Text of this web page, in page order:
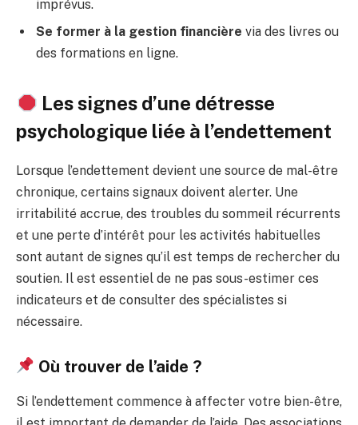
imprévus.
Se former à la gestion financière via des livres ou
des formations en ligne.
Les signes d’une détresse
psychologique liée à l’endettement
Lorsque l’endettement devient une source de mal-être
chronique, certains signaux doivent alerter. Une
irritabilité accrue, des troubles du sommeil récurrents
et une perte d’intérêt pour les activités habituelles
sont autant de signes qu’il est temps de rechercher du
soutien. Il est essentiel de ne pas sous-estimer ces
indicateurs et de consulter des spécialistes si
nécessaire.
Où trouver de l’aide ?
Si l’endettement commence à affecter votre bien-être,